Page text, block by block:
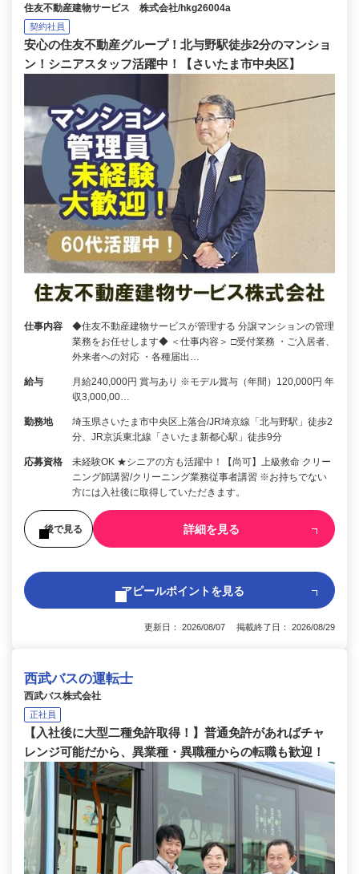
住友不動産建物サービス 株式会社/hkg26004a
契約社員
安心の住友不動産グループ！北与野駅徒歩2分のマンショ
ン！シニアスタッフ活躍中！【さいたま市中央区】
仕事内容
◆住友不動産建物サービスが管理する 分譲マンションの管理
業務をお任せします◆ ＜仕事内容＞ □受付業務 ・ご入居者、
外来者への対応 ・各種届出…
給与
月給240,000円 賞与あり ※モデル賞与（年間）120,000円 年
収3,000,00…
勤務地
埼玉県さいたま市中央区上落合/JR埼京線「北与野駅」徒歩2
分、JR京浜東北線「さいたま新都心駅」徒歩9分
応募資格
未経験OK ★シニアの方も活躍中！【尚可】上級救命 クリー
ニング師講習/クリーニング業務従事者講習 ※お持ちでない
方には入社後に取得していただきます。
後で見る 詳細を見る
アピールポイントを見る
更新日： 2026/08/07 掲載終了日： 2026/08/29
西武バスの運転士
西武バス株式会社
正社員
【入社後に大型二種免許取得！】普通免許があればチャ
レンジ可能だから、異業種・異職種からの転職も歓迎！